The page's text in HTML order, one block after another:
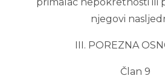
njegovi
III. POREZNA
Član 9